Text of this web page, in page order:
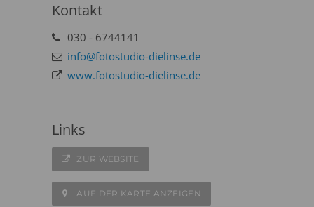
Kontakt
030 - 6744141
info@fotostudio-dielinse.de
www.fotostudio-dielinse.de
Links
ZUR WEBSITE
AUF DER KARTE ANZEIGEN